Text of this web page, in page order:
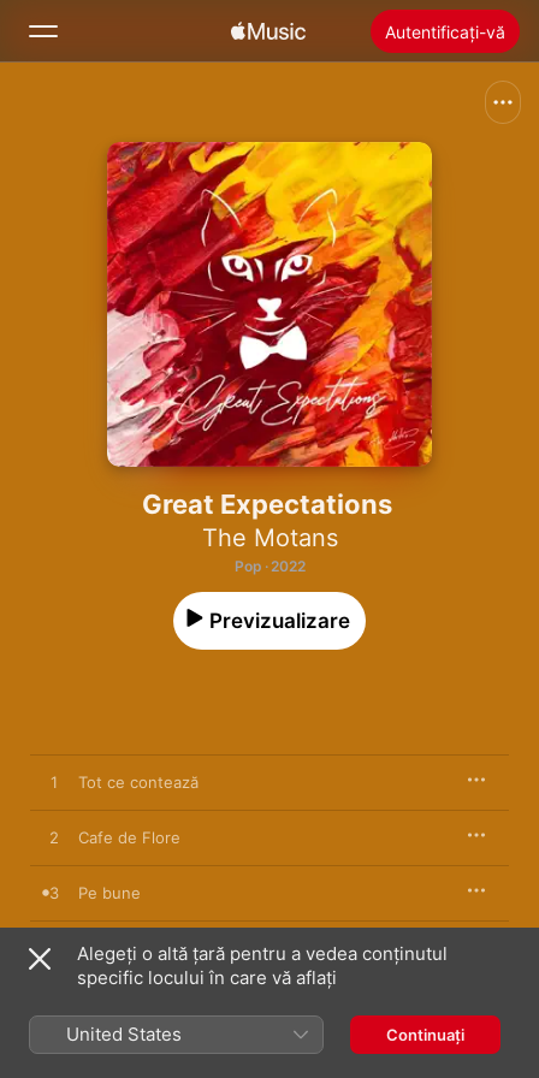
Autentificați-vă
Acasă
Noutăți
Radio
Instalați Apple Music
Great Expectations
The Motans
Pop · 2022
Previzualizare
1 Tot ce contează
2 Cafe de Flore
3 Pe bune
4 În glumă
6 Copiii Care Au Visat Greșit
Alegeți o altă țară pentru a vedea conținutul
specific locului în care vă aflați
United States Continuați